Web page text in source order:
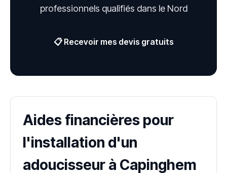
professionnels qualifiés dans le Nord
📋 Recevoir mes devis gratuits
Aides financières pour
l'installation d'un
adoucisseur à Capinghem